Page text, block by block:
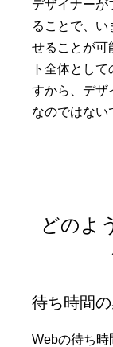
デザイナーが
ることで、い
せることが可
ト全体とし
すから、デザ
なのではない
どのよ
待ち時間
Webの待ち時